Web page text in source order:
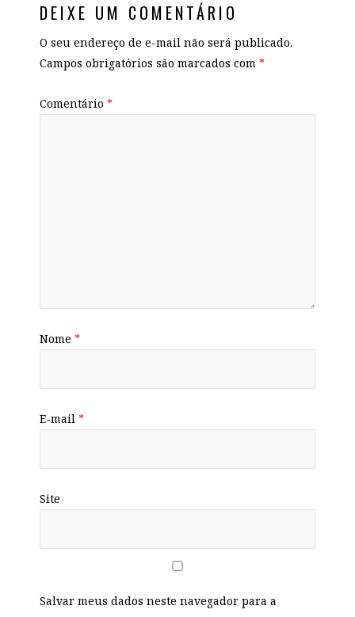
DEIXE UM COMENTÁRIO
O seu endereço de e-mail não será publicado.
Campos obrigatórios são marcados com *
Comentário *
Nome *
E-mail *
Site
Salvar meus dados neste navegador para a